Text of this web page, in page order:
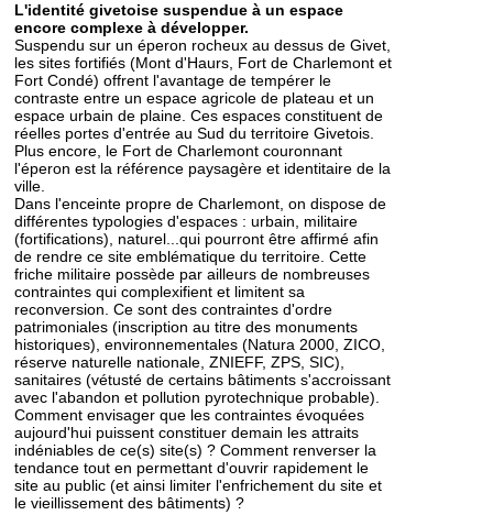
L'identité givetoise suspendue à un espace
encore complexe à développer.
Suspendu sur un éperon rocheux au dessus de Givet,
les sites fortifiés (Mont d'Haurs, Fort de Charlemont et
Fort Condé) offrent l'avantage de tempérer le
contraste entre un espace agricole de plateau et un
espace urbain de plaine. Ces espaces constituent de
réelles portes d'entrée au Sud du territoire Givetois.
Plus encore, le Fort de Charlemont couronnant
l'éperon est la référence paysagère et identitaire de la
ville.
Dans l'enceinte propre de Charlemont, on dispose de
différentes typologies d'espaces : urbain, militaire
(fortifications), naturel...qui pourront être affirmé afin
de rendre ce site emblématique du territoire. Cette
friche militaire possède par ailleurs de nombreuses
contraintes qui complexifient et limitent sa
reconversion. Ce sont des contraintes d'ordre
patrimoniales (inscription au titre des monuments
historiques), environnementales (Natura 2000, ZICO,
réserve naturelle nationale, ZNIEFF, ZPS, SIC),
sanitaires (vétusté de certains bâtiments s'accroissant
avec l'abandon et pollution pyrotechnique probable).
Comment envisager que les contraintes évoquées
aujourd'hui puissent constituer demain les attraits
indéniables de ce(s) site(s) ? Comment renverser la
tendance tout en permettant d'ouvrir rapidement le
site au public (et ainsi limiter l'enfrichement du site et
le vieillissement des bâtiments) ?